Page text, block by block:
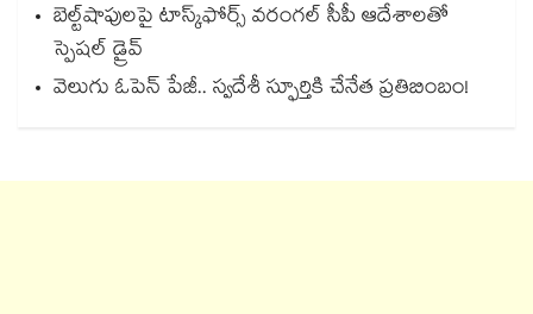
బెల్ట్‌‌‌‌‌‌‌‌‌‌‌‌‌‌‌‌‌‌‌‌‌‌‌‌‌‌‌‌‌‌‌‌షాపులపై టాస్క్‌‌‌‌‌‌‌‌‌‌‌‌‌‌‌‌‌‌‌‌‌‌‌‌‌‌‌‌‌‌‌‌ఫోర్స్ వరంగల్‌‌‌‌‌‌‌‌‌‌‌‌‌‌‌‌‌‌‌‌‌‌‌‌‌‌‌‌‌‌‌‌ సీపీ ఆదేశాలతో
స్పెషల్ డ్రైవ్‌‌‌‌‌‌‌‌‌‌‌‌‌‌‌‌‌‌‌‌‌‌‌‌‌‌‌‌‌‌‌‌
వెలుగు ఓపెన్ పేజీ.. స్వదేశీ స్ఫూర్తికి చేనేత ప్రతిబింబం!